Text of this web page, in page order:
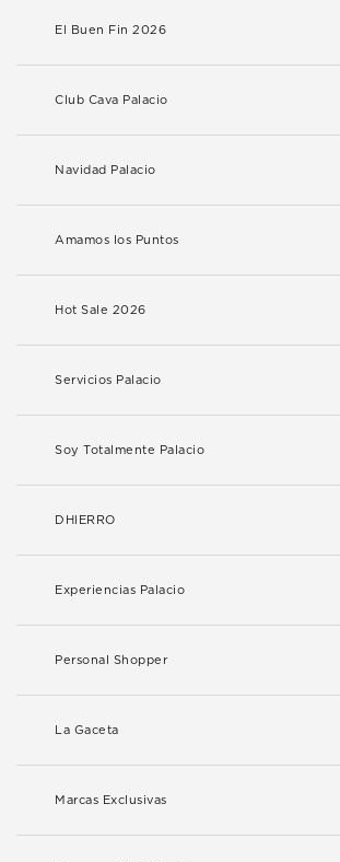
El Buen Fin 2026
Club Cava Palacio
Navidad Palacio
Amamos los Puntos
Hot Sale 2026
Servicios Palacio
Soy Totalmente Palacio
DHIERRO
Experiencias Palacio
Personal Shopper
La Gaceta
Marcas Exclusivas